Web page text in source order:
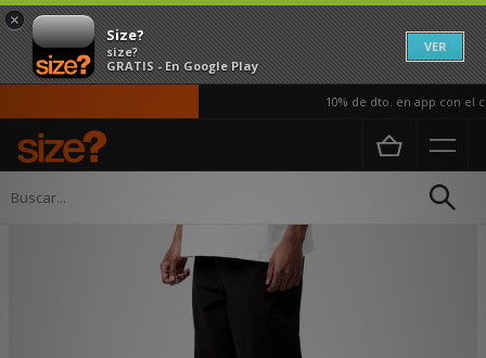
×
Size?
size?
GRATIS - En Google Play
VER
10% de dto. en app con el
Página principal